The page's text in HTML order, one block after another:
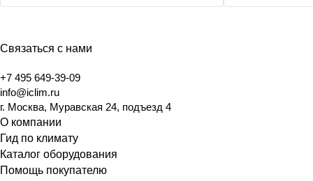
Связаться с нами
+7 495 649-39-09
info@iclim.ru
г. Москва, Муравская 24, подъезд 4
О компании
Гид по климату
Каталог оборудования
Помощь покупателю